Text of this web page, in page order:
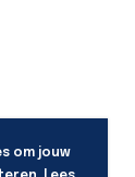
om jouw